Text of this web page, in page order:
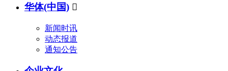
华体(中国) 
新闻时讯
动态报道
通知公告